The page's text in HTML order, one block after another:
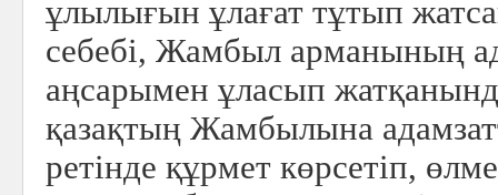
ұлылығын ұлағат тұтып
себебі, Жамбыл арманының
аңсарымен ұласып
қазақтың Жамбылына
ретінде құрмет көрсетіп,